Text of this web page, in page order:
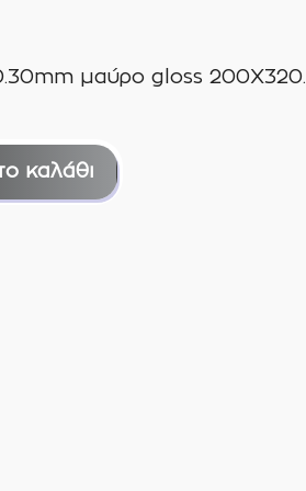
μαύρο gloss 200Χ320.
καλάθι